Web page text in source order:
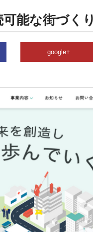
能な街づく
google+